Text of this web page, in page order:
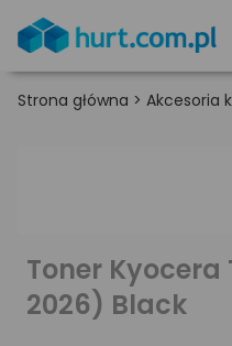
Strona główna > Akcesoria
Toner Kyocera
2026) Black